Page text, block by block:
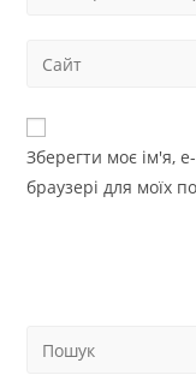
Зберегти моє ім'я,
браузері для моїх